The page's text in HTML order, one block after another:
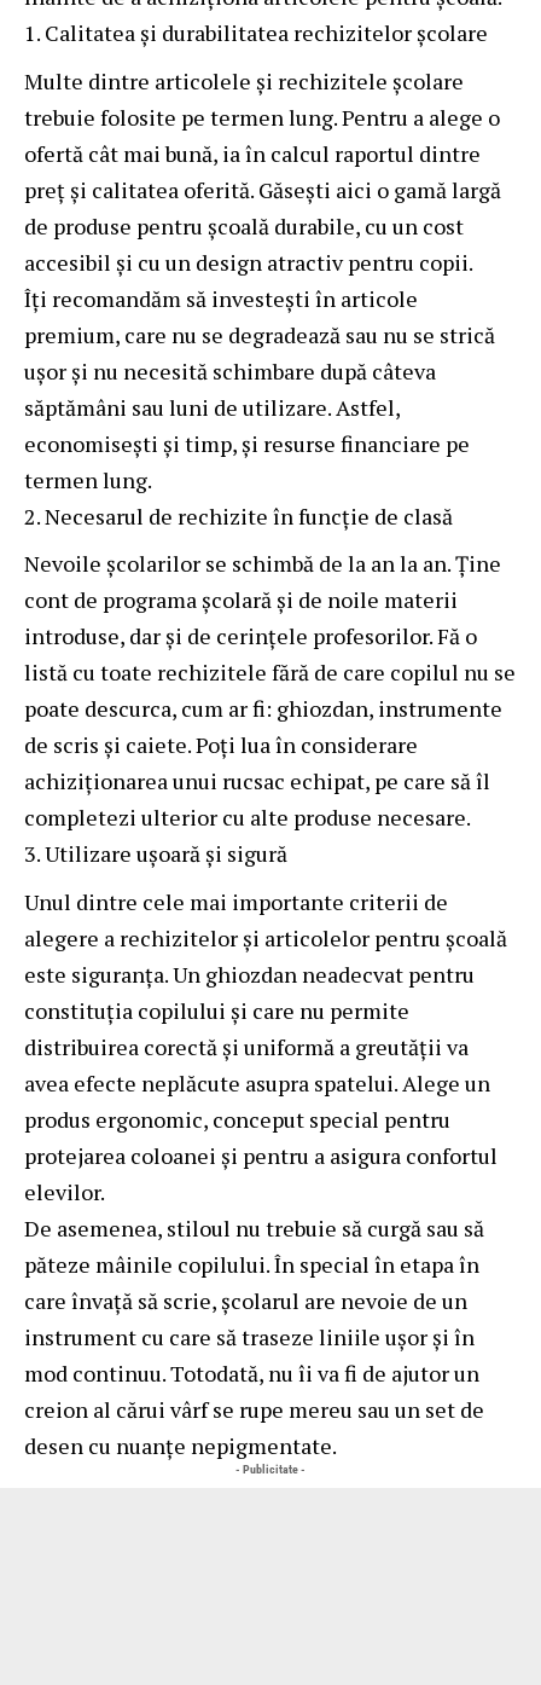
Calitatea și durabilitatea rechizitelor școlare
Multe dintre articolele și rechizitele școlare
trebuie folosite pe termen lung. Pentru a alege o
ofertă cât mai bună, ia în calcul raportul dintre
preț și calitatea oferită. Găsești aici o gamă largă
de produse pentru școală durabile, cu un cost
accesibil și cu un design atractiv pentru copii.
Îți recomandăm să investești în articole
premium, care nu se degradează sau nu se strică
ușor și nu necesită schimbare după câteva
săptămâni sau luni de utilizare. Astfel,
economisești și timp, și resurse financiare pe
termen lung.
Necesarul de rechizite în funcție de clasă
Nevoile școlarilor se schimbă de la an la an. Ține
cont de programa școlară și de noile materii
introduse, dar și de cerințele profesorilor. Fă o
listă cu toate rechizitele fără de care copilul nu se
poate descurca, cum ar fi: ghiozdan, instrumente
de scris și caiete. Poți lua în considerare
achiziționarea unui rucsac echipat, pe care să îl
completezi ulterior cu alte produse necesare.
Utilizare ușoară și sigură
Unul dintre cele mai importante criterii de
alegere a rechizitelor și articolelor pentru școală
este siguranța. Un ghiozdan neadecvat pentru
constituția copilului și care nu permite
distribuirea corectă și uniformă a greutății va
avea efecte neplăcute asupra spatelui. Alege un
produs ergonomic, conceput special pentru
protejarea coloanei și pentru a asigura confortul
elevilor.
De asemenea, stiloul nu trebuie să curgă sau să
păteze mâinile copilului. În special în etapa în
care învață să scrie, școlarul are nevoie de un
instrument cu care să traseze liniile ușor și în
mod continuu. Totodată, nu îi va fi de ajutor un
creion al cărui vârf se rupe mereu sau un set de
desen cu nuanțe nepigmentate.
- Publicitate -